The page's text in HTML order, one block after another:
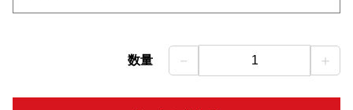
数量 － 1 ＋